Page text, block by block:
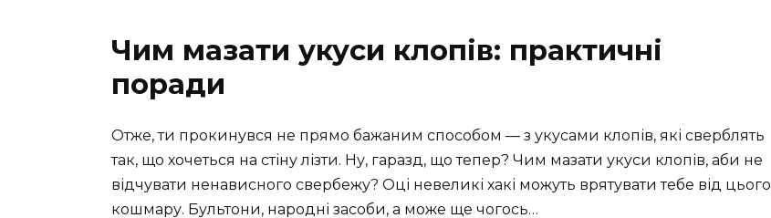
Чим мазати укуси клопів: практичні
поради
Отже, ти прокинувся не прямо бажаним способом — з укусами клопів, які сверблять
так, що хочеться на стіну лізти. Ну, гаразд, що тепер? Чим мазати укуси клопів, аби не
відчувати ненависного свербежу? Оці невеликі хакі можуть врятувати тебе від цього
кошмару. Бультони, народні засоби, а може ще чогось…